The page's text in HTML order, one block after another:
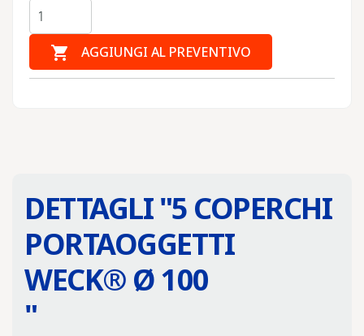
 AGGIUNGI AL PREVENTIVO
DETTAGLI "5 COPERCHI
PORTAOGGETTI
WECK® Ø 100
"